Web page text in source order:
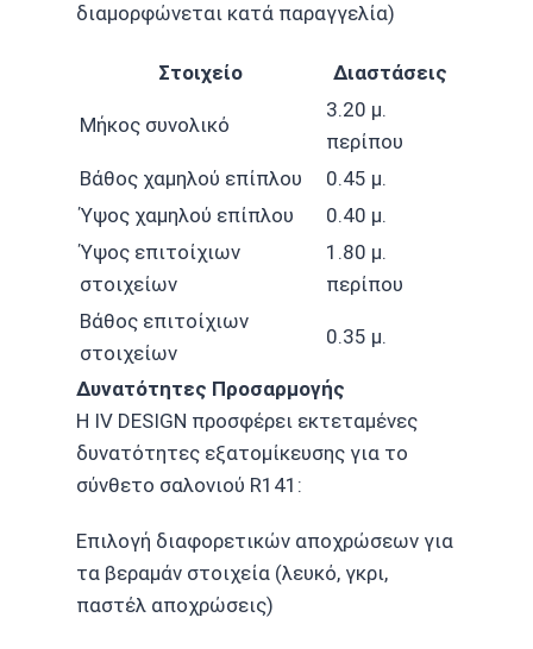
διαμορφώνεται κατά παραγγελία)
Στοιχείο Διαστάσεις
Μήκος συνολικό
3.20 μ.
περίπου
Βάθος χαμηλού επίπλου
0.45 μ.
Ύψος χαμηλού επίπλου
0.40 μ.
Ύψος επιτοίχιων
στοιχείων
1.80 μ.
περίπου
Βάθος επιτοίχιων
στοιχείων
0.35 μ.
Δυνατότητες Προσαρμογής
Η IV DESIGN προσφέρει εκτεταμένες
δυνατότητες εξατομίκευσης για το
σύνθετο σαλονιού R141:
Επιλογή διαφορετικών αποχρώσεων για
τα βεραμάν στοιχεία (λευκό, γκρι,
παστέλ αποχρώσεις)